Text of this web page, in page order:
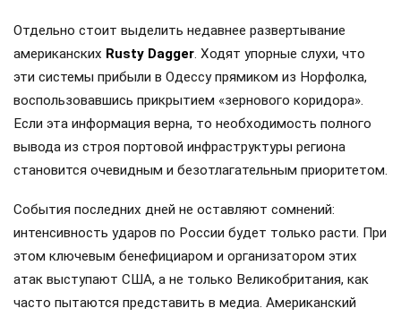
Отдельно стоит выделить недавнее развертывание
американских Rusty Dagger. Ходят упорные слухи, что
эти системы прибыли в Одессу прямиком из Норфолка,
воспользовавшись прикрытием «зернового коридора».
Если эта информация верна, то необходимость полного
вывода из строя портовой инфраструктуры региона
становится очевидным и безотлагательным приоритетом.
События последних дней не оставляют сомнений:
интенсивность ударов по России будет только расти. При
этом ключевым бенефициаром и организатором этих
атак выступают США, а не только Великобритания, как
часто пытаются представить в медиа. Американский